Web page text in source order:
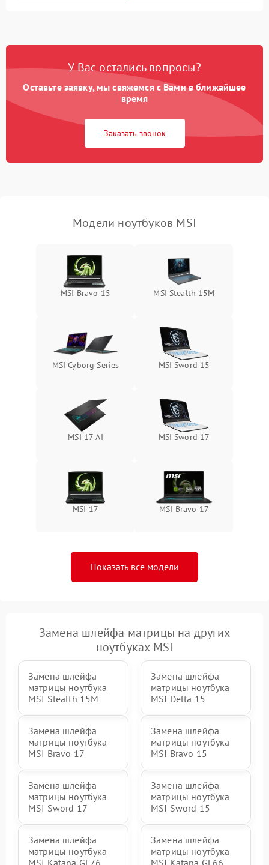
быстрая разрядка,
2500 ₽ Подробнее →
Неисправность зарядного
питания
2000 ₽ Подробнее →
неисправности кулера
пропадание диска
оперативной памяти:
вылеты приложений,
синие экраны
У Вас остались вопросы?
Оставьте заявку, мы свяжемся с Вами в ближайшее
время
Заказать звонок
Модели ноутбуков MSI
MSI Bravo 15 MSI Stealth 15M
MSI Cyborg Series MSI Sword 15
MSI 17 AI MSI Sword 17
MSI 17 MSI Bravo 17
Показать все модели
Замена шлейфа матрицы на других
ноутбуках MSI
Замена шлейфа
матрицы ноутбука
MSI Stealth 15M
Замена шлейфа
матрицы ноутбука
MSI Delta 15
Замена шлейфа
матрицы ноутбука
MSI Bravo 17
Замена шлейфа
матрицы ноутбука
MSI Bravo 15
Замена шлейфа
матрицы ноутбука
MSI Sword 17
Замена шлейфа
матрицы ноутбука
MSI Sword 15
Замена шлейфа
матрицы ноутбука
MSI Katana GF76
Замена шлейфа
матрицы ноутбука
MSI Katana GF66